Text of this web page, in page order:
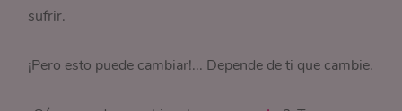
sufrir.
¡Pero esto puede cambiar!... Depende de ti que cambie.